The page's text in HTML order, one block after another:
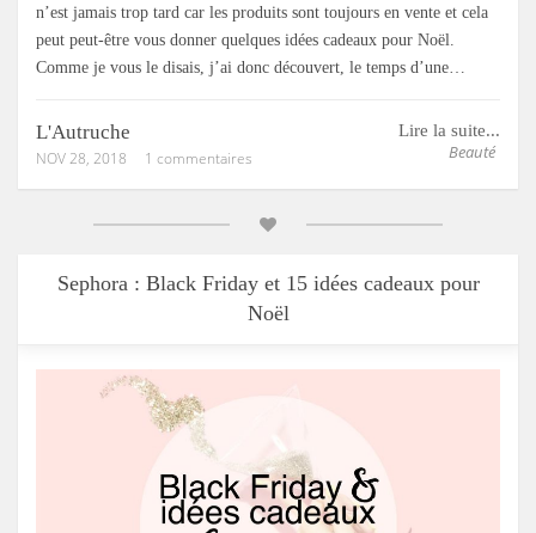
n’est jamais trop tard car les produits sont toujours en vente et cela
peut peut-être vous donner quelques idées cadeaux pour Noël.
Comme je vous le disais, j’ai donc découvert, le temps d’une…
Lire la suite...
Beauté
L'Autruche
NOV 28, 2018 1 commentaires
Sephora : Black Friday et 15 idées cadeaux pour
Noël